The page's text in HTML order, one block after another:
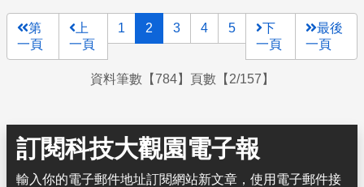
第
一頁
上
一頁
1 2 3 4 5
下
一頁
最後
一頁
資料筆數【784】頁數【2/157】
訂閱科技大觀園電子報
輸入你的電子郵件地址訂閱網站新文章，使用電子郵件接